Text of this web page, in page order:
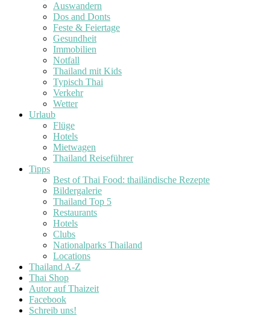
Auswandern
Dos and Donts
Feste & Feiertage
Gesundheit
Immobilien
Notfall
Thailand mit Kids
Typisch Thai
Verkehr
Wetter
Urlaub
Flüge
Hotels
Mietwagen
Thailand Reiseführer
Tipps
Best of Thai Food: thailändische Rezepte
Bildergalerie
Thailand Top 5
Restaurants
Hotels
Clubs
Nationalparks Thailand
Locations
Thailand A-Z
Thai Shop
Autor auf Thaizeit
Facebook
Schreib uns!